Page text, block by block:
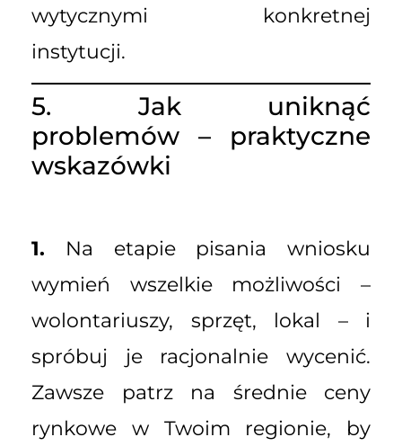
wytycznymi konkretnej
instytucji.
5. Jak uniknąć
problemów – praktyczne
wskazówki
1. Na etapie pisania wniosku
wymień wszelkie możliwości –
wolontariuszy, sprzęt, lokal – i
spróbuj je racjonalnie wycenić.
Zawsze patrz na średnie ceny
rynkowe w Twoim regionie, by